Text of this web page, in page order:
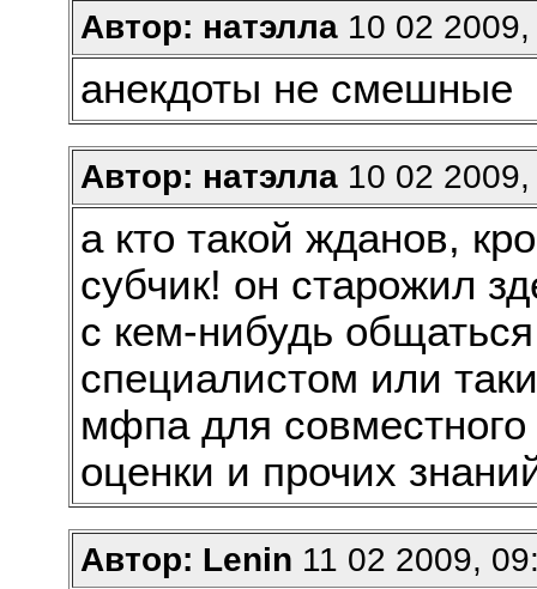
Автор: натэлла10 02 2009,
анекдоты не смешные
Автор: натэлла10 02 2009,
а кто такой жданов,
субчик! он старожил
с кем-нибудь
специалистом или
мфпа для
оценки и прочих
Автор: Lenin 11 02 2009,